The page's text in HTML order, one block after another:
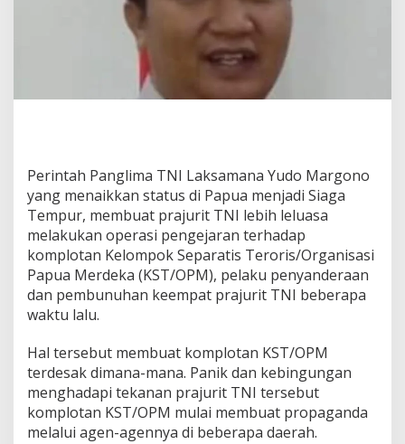
Y
a
n
o
,
P
a
n
i
k
?
Perintah Panglima TNI Laksamana Yudo Margono
yang menaikkan status di Papua menjadi Siaga
Tempur, membuat prajurit TNI lebih leluasa
melakukan operasi pengejaran terhadap
komplotan Kelompok Separatis Teroris/Organisasi
Papua Merdeka (KST/OPM), pelaku penyanderaan
dan pembunuhan keempat prajurit TNI beberapa
waktu lalu.
Hal tersebut membuat komplotan KST/OPM
terdesak dimana-mana. Panik dan kebingungan
menghadapi tekanan prajurit TNI tersebut
komplotan KST/OPM mulai membuat propaganda
melalui agen-agennya di beberapa daerah.